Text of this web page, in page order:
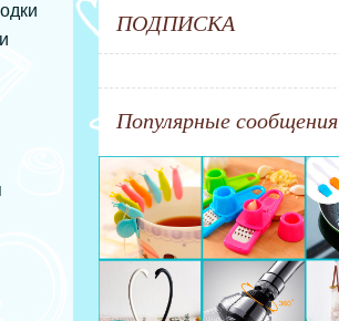
ПОДПИСКА
Популярные сообщения